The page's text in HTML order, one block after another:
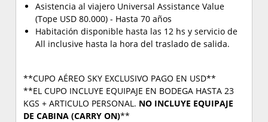
Asistencia al viajero Universal Assistance Value
(Tope USD 80.000) - Hasta 70 años
Habitación disponible hasta las 12 hs y servicio de
All inclusive hasta la hora del traslado de salida.
**CUPO AÉREO SKY EXCLUSIVO PAGO EN USD**
**EL CUPO INCLUYE EQUIPAJE EN BODEGA HASTA 23
KGS + ARTICULO PERSONAL. NO INCLUYE EQUIPAJE
DE CABINA (CARRY ON)**